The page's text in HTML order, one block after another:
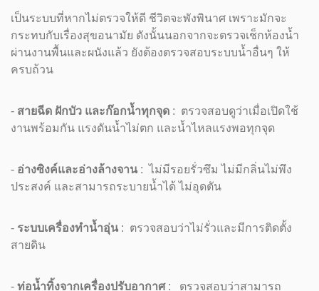
เป็นระบบที่หากไม่ตรวจให้ดี ชีวิตจะพังพินาศ เพราะมักจะ
กระทบกับเรื่องสุขอนามัย ดังนั้นนอกจากจะตรวจเช็กห้องน้ำ
ผ่านงานพื้นและผนังแล้ว ยังต้องตรวจสอบระบบน้ำอื่นๆ ให้
ครบถ้วน
- สายฉีด ฝักบัว และก๊อกน้ำทุกจุด : ตรวจสอบดูว่าเมื่อเปิดใช้
งานพร้อมกัน แรงดันน้ำไม่ตก และน้ำไหลแรงพอทุกจุด
- อ่างซิงค์และอ่างล้างจาน : ไม่มีรอยรั่วซึม ไม่มีกลิ่นไม่พึง
ประสงค์ และสามารถระบายน้ำได้ ไม่อุดตัน
- ระบบเครื่องทำน้ำอุ่น : ตรวจสอบว่าไม่รั่วและมีการติดตั้ง
สายดิน
- ท่อน้ำทิ้งจากเครื่องปรับอากาศ: ตรวจสอบว่าสามารถ